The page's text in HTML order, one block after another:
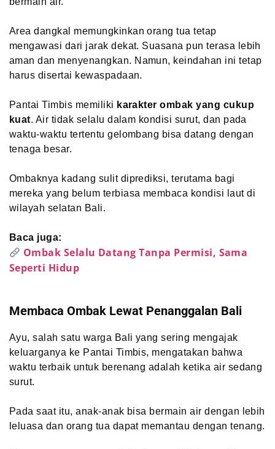
Area dangkal memungkinkan orang tua tetap
mengawasi dari jarak dekat. Suasana pun terasa lebih
aman dan menyenangkan. Namun, keindahan ini tetap
harus disertai kewaspadaan.
Pantai Timbis memiliki karakter ombak yang cukup
kuat. Air tidak selalu dalam kondisi surut, dan pada
waktu-waktu tertentu gelombang bisa datang dengan
tenaga besar.
Ombaknya kadang sulit diprediksi, terutama bagi
mereka yang belum terbiasa membaca kondisi laut di
wilayah selatan Bali.
Baca juga:
Ombak Selalu Datang Tanpa Permisi, Sama
Seperti Hidup
Membaca Ombak Lewat Penanggalan Bali
Ayu, salah satu warga Bali yang sering mengajak
keluarganya ke Pantai Timbis, mengatakan bahwa
waktu terbaik untuk berenang adalah ketika air sedang
surut.
Pada saat itu, anak-anak bisa bermain air dengan lebih
leluasa dan orang tua dapat memantau dengan tenang.